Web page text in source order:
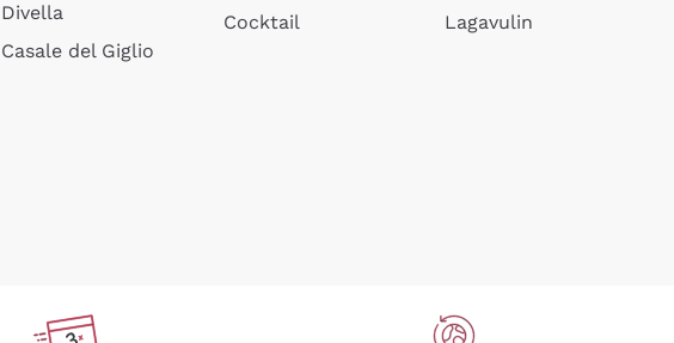
Divella
Casale del Giglio
Cocktail
Lagavulin